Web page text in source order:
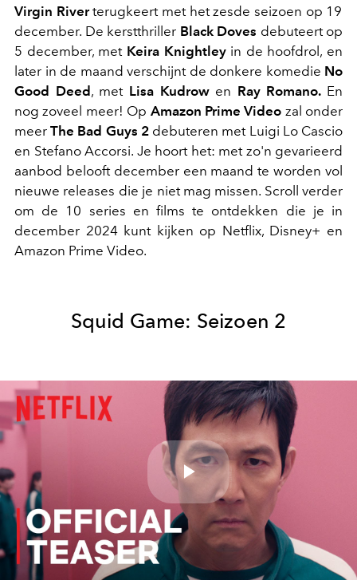
Virgin Riverterugkeert met het zesde seizoen op 19
december. De kerstthriller Black Doves debuteert op
5 december, met Keira Knightleyin de hoofdrol, en
later in de maand verschijnt de donkere komedie No
Good Deed , met Lisa Kudrowen Ray Romano. En
nog zoveel meer! Op Amazon Prime Video zal onder
meer The Bad Guys 2debuteren met Luigi Lo Cascio
en Stefano Accorsi. Je hoort het: met zo'n gevarieerd
aanbod belooft december een maand te worden vol
nieuwe releases die je niet mag missen. Scroll verder
om de 10 series en films te ontdekken die je in
december 2024 kunt kijken op Netflix, Disney+ en
Amazon Prime Video.
Squid Game: Seizoen 2
Play
Video